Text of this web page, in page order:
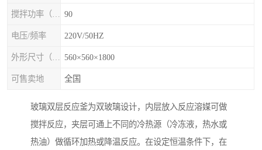
90
电压/频率 220V/50HZ
560×560×1800
可售卖地 全国
玻璃双层反应釜为双玻璃设计，内层放入反应溶媒可做
搅拌反应，夹层可通上不同的冷热源（冷冻液，热水或
热油）做循环加热或降温反应。在设定恒温条件下，在